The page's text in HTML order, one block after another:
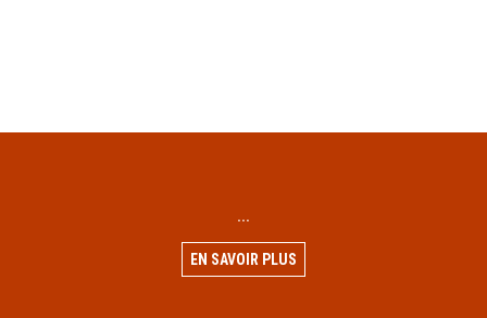
...
EN SAVOIR PLUS